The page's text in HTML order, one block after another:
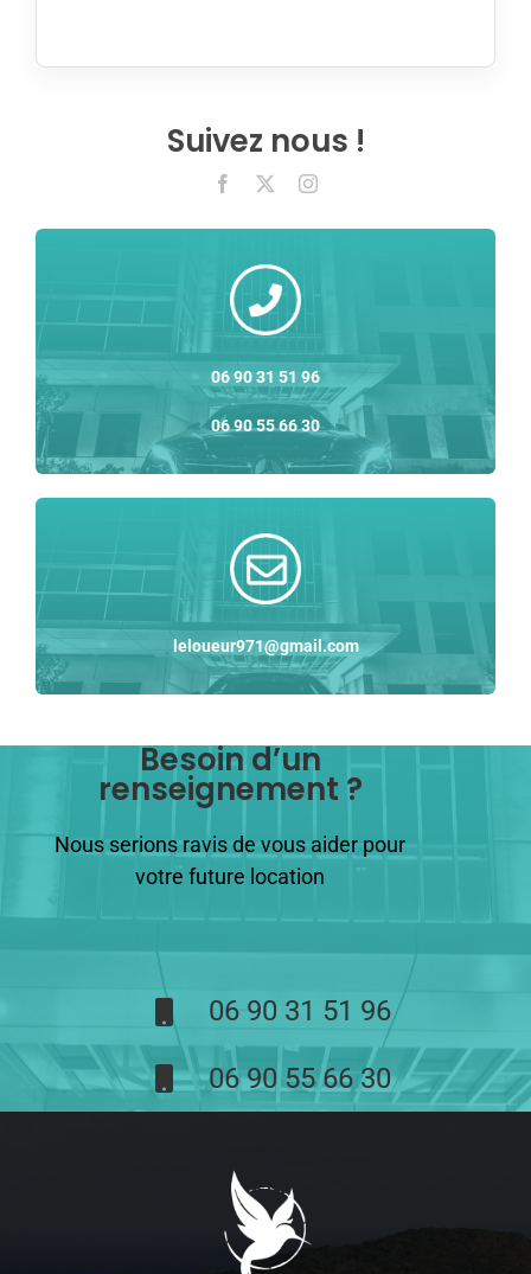
Suivez nous !
06 90 31 51 96
06 90 55 66 30
leloueur971@gmail.com
Besoin d’un
renseignement ?
Nous serions ravis de vous aider pour
votre future location
06 90 31 51 96
06 90 55 66 30